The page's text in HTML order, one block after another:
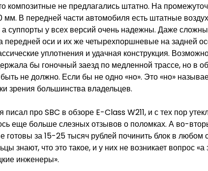
композитные не предлагались штатно. На
мм. В передней части автомобиля есть штатные
а суппорты у всех версий очень надежны. Даже
передней оси и их же четырехпоршневые на задней
уплотнения и удачная конструкция.
бы гоночный заезд по медленной трассе, но в
не должно. Если бы не одно «но». Это «но»
зрения большинства владельцев.
писал про SBC в обзоре E-Class W211, и с тех пор
еще больше слезных отзывов о поломках. А во-
готовы за 15-25 тысяч рублей починить блок в любом
знают, что это такое, и у них не возникает вопрос
инженеры».